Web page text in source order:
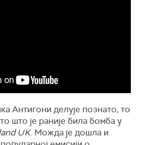
Антигони делује познато, то
што је раније била бомба у
UK. Можда је дошла и